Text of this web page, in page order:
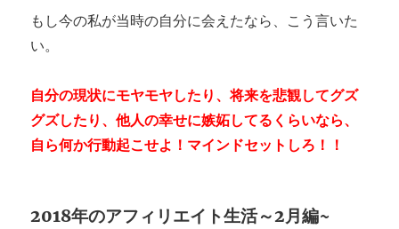
もし今の私が当時の自分に会えたなら、こう言いた
い。
自分の現状にモヤモヤしたり、将来を悲観してグズ
グズしたり、他人の幸せに嫉妬してるくらいなら、
自ら何か行動起こせよ！マインドセットしろ！！
2018年のアフィリエイト生活～2月編~